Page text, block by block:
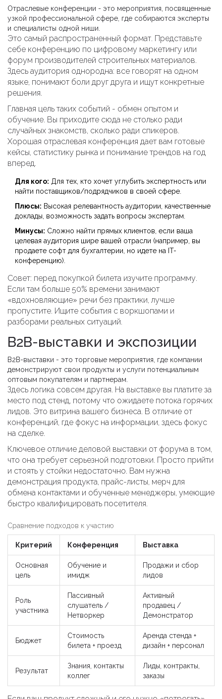
Отраслевые конференции - это мероприятия, посвященные
узкой профессиональной сфере, где собираются эксперты
и специалисты одной ниши
Это самый распространенный формат. Представьте
себе конференцию по цифровому маркетингу или
форум производителей строительных материалов.
Здесь аудитория однородна: все говорят на одном
языке, понимают боли друг друга и ищут конкретные
решения.
Главная цель таких событий - обмен опытом и
обучение. Вы приходите сюда не столько ради
случайных знакомств, сколько ради спикеров.
Хорошая отраслевая конференция дает вам готовые
кейсы, статистику рынка и понимание трендов на год
вперед.
Для кого: Для тех, кто хочет углубить экспертность или
найти поставщиков/подрядчиков в своей сфере.
Плюсы: Высокая релевантность аудитории, качественные
доклады, возможность задать вопросы экспертам.
Минусы: Сложно найти прямых клиентов, если ваша
целевая аудитория шире вашей отрасли (например, вы
продаете софт для бухгалтерии, но идете на IT-
конференцию).
Совет: перед покупкой билета изучите программу.
Если там больше 50% времени занимают
«вдохновляющие» речи без практики, лучше
пропустите. Ищите события с воркшопами и
разборами реальных ситуаций.
B2B-выставки и экспозиции
B2B-выставки - это торговые мероприятия, где компании
демонстрируют свои продукты и услуги потенциальным
оптовым покупателям и партнерам
Здесь логика совсем другая. На выставке вы платите за
место под стенд, потому что ожидаете потока горячих
лидов. Это витрина вашего бизнеса. В отличие от
конференций, где фокус на информации, здесь фокус
на сделке.
Ключевое отличие деловой выставки от форума в том,
что она требует серьезной подготовки. Просто прийти
и стоять у стойки недостаточно. Вам нужна
демонстрация продукта, прайс-листы, мерч для
обмена контактами и обученные менеджеры, умеющие
быстро квалифицировать посетителя.
Сравнение подходов к участию
Критерий Конференция Выставка
Основная
цель
Обучение и
имидж
Продажи и сбор
лидов
Роль
участника
Пассивный
слушатель /
Нетворкер
Активный
продавец /
Демонстратор
Бюджет
Стоимость
билета + проезд
Аренда стенда +
дизайн + персонал
Результат
Знания, контакты
коллег
Лиды, контракты,
заказы